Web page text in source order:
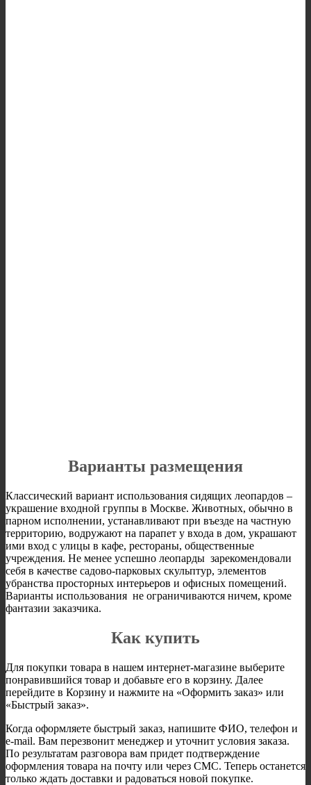
Варианты размещения
Классический вариант использования сидящих леопардов –
украшение входной группы в Москве. Животных, обычно в
парном исполнении, устанавливают при въезде на частную
территорию, водружают на парапет у входа в дом, украшают
ими вход с улицы в кафе, рестораны, общественные
учреждения. Не менее успешно леопарды зарекомендовали
себя в качестве садово-парковых скульптур, элементов
убранства просторных интерьеров и офисных помещений.
Варианты использования не ограничиваются ничем, кроме
фантазии заказчика.
Как купить
Для покупки товара в нашем интернет-магазине выберите
понравившийся товар и добавьте его в корзину. Далее
перейдите в Корзину и нажмите на «Оформить заказ» или
«Быстрый заказ».
Когда оформляете быстрый заказ, напишите ФИО, телефон и
e-mail. Вам перезвонит менеджер и уточнит условия заказа.
По результатам разговора вам придет подтверждение
оформления товара на почту или через СМС. Теперь останется
только ждать доставки и радоваться новой покупке.